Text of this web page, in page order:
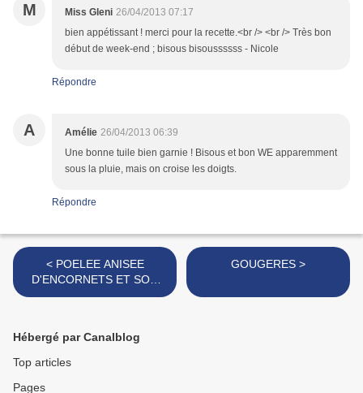
M Miss Gleni 26/04/2013 07:17
bien appétissant ! merci pour la recette.<br /> <br /> Très bon
début de week-end ; bisous bisoussssss - Nicole
Répondre
A Amélie 26/04/2013 06:39
Une bonne tuile bien garnie ! Bisous et bon WE apparemment
sous la pluie, mais on croise les doigts.
Répondre
< POELEE ANISEE
D'ENCORNETS ET SON
GATEAU AU PIMENT
GOUGERES >
Hébergé par Canalblog
Top articles
Pages